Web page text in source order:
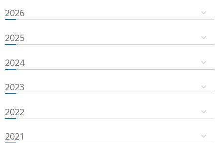
2026
2025
2024
2023
2022
2021